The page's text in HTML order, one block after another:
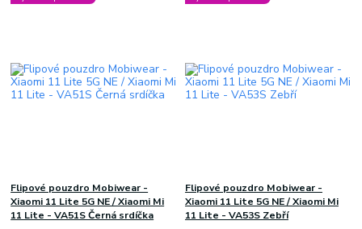
Flipové pouzdro Mobiwear -
Xiaomi 11 Lite 5G NE / Xiaomi Mi
11 Lite - VA51S Černá srdíčka
Flipové pouzdro Mobiwear -
Xiaomi 11 Lite 5G NE / Xiaomi Mi
11 Lite - VA53S Zebří